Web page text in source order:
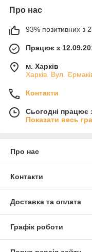
Про нас
93% позитивних з
Працює з
м. Харків
Харків. Вул.
Контакти
Сьогодні працює
Показати весь
Про нас
Контакти
Доставка та оплата
Графік роботи